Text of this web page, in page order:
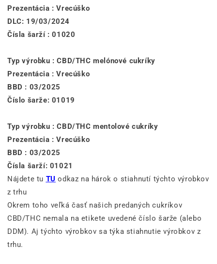
Prezentácia : Vrecúško
DLC: 19/03/2024
Čísla šarží : 01020
Typ výrobku : CBD/THC melónové cukríky
Prezentácia : Vrecúško
BBD : 03/2025
Číslo šarže: 01019
Typ výrobku : CBD/THC mentolové cukríky
Prezentácia : Vrecúško
BBD : 03/2025
Čísla šarží: 01021
Nájdete tu TU odkaz na hárok o stiahnutí týchto výrobkov
z trhu
Okrem toho veľká časť našich predaných cukríkov
CBD/THC nemala na etikete uvedené číslo šarže (alebo
DDM). Aj týchto výrobkov sa týka stiahnutie výrobkov z
trhu.